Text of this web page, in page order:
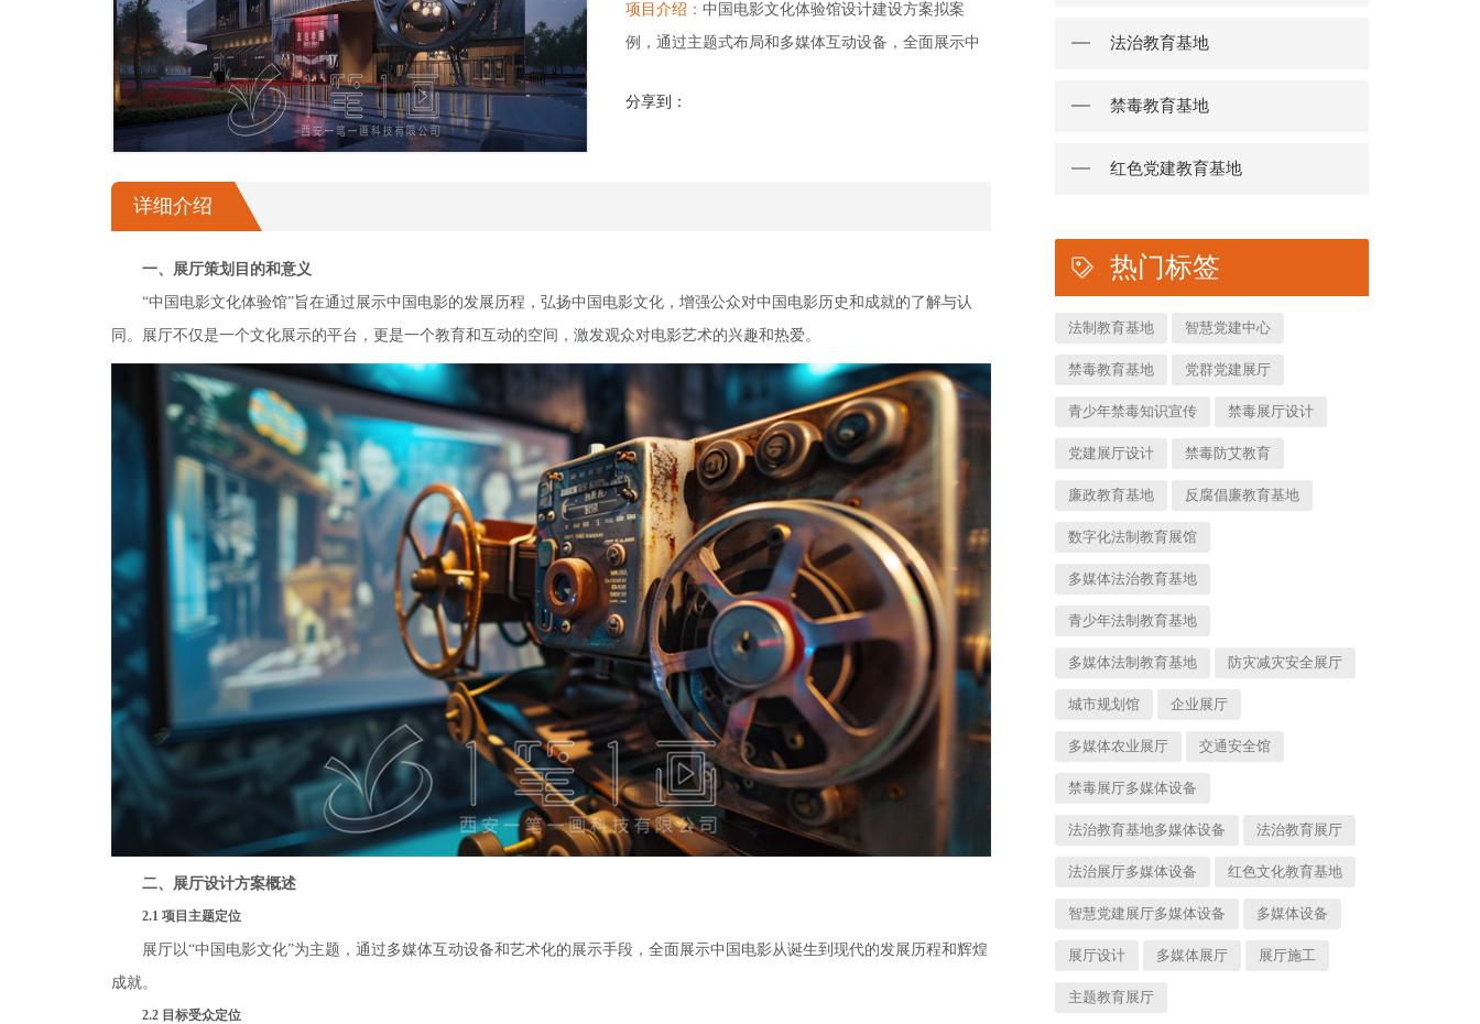
项目介绍： 中国电影文化体验馆设计建设方案拟案
例，通过主题式布局和多媒体互动设备，全面展示中
明的内容分布，确保观众能够清晰地理解展厅的整体
分享到：
详细介绍
一、展厅策划目的和意义
“中国电影文化体验馆”旨在通过展示中国电影的发展历程，弘扬中国电影文化，增强公众对中国电影历史和成就的了解与认
同。展厅不仅是一个文化展示的平台，更是一个教育和互动的空间，激发观众对电影艺术的兴趣和热爱。
二、展厅设计方案概述
2.1 项目主题定位
展厅以“中国电影文化”为主题，通过多媒体互动设备和艺术化的展示手段，全面展示中国电影从诞生到现代的发展历程和辉煌
成就。
2.2 目标受众定位
法治教育基地
禁毒教育基地
红色党建教育基地
热门标签
法制教育基地 智慧党建中心
禁毒教育基地 党群党建展厅
青少年禁毒知识宣传 禁毒展厅设计
党建展厅设计 禁毒防艾教育
廉政教育基地 反腐倡廉教育基地
数字化法制教育展馆
多媒体法治教育基地
青少年法制教育基地
多媒体法制教育基地 防灾减灾安全展厅
城市规划馆 企业展厅
多媒体农业展厅 交通安全馆
禁毒展厅多媒体设备
法治教育基地多媒体设备 法治教育展厅
法治展厅多媒体设备 红色文化教育基地
智慧党建展厅多媒体设备 多媒体设备
展厅设计 多媒体展厅 展厅施工
主题教育展厅